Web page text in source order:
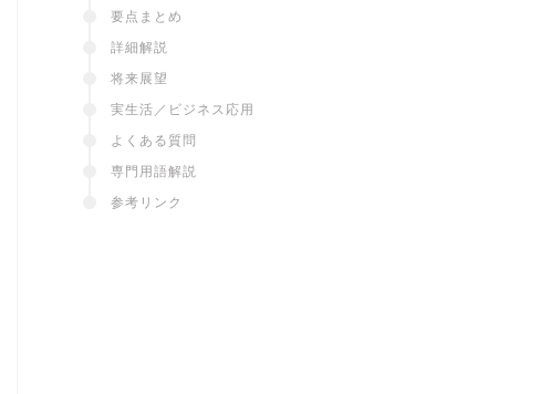
要点まとめ
詳細解説
将来展望
実生活／ビジネス応用
よくある質問
専門用語解説
参考リンク